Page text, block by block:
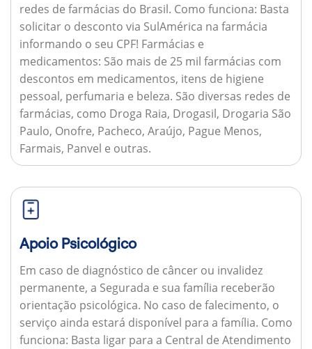
redes de farmácias do Brasil. Como funciona: Basta
solicitar o desconto via SulAmérica na farmácia
informando o seu CPF! Farmácias e
medicamentos: São mais de 25 mil farmácias com
descontos em medicamentos, itens de higiene
pessoal, perfumaria e beleza. São diversas redes de
farmácias, como Droga Raia, Drogasil, Drogaria São
Paulo, Onofre, Pacheco, Araújo, Pague Menos,
Farmais, Panvel e outras.
Apoio Psicológico
Em caso de diagnóstico de câncer ou invalidez
permanente, a Segurada e sua família receberão
orientação psicológica. No caso de falecimento, o
serviço ainda estará disponível para a família. Como
funciona: Basta ligar para a Central de Atendimento